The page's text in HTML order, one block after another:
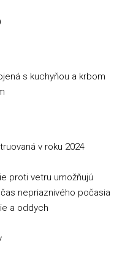
s kuchyňou a krbom
v roku 2024
proti vetru umožňujú
nepriaznivého počasia
a oddych